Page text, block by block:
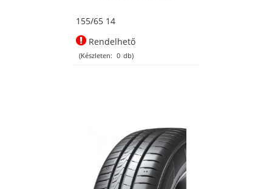
155/65 14
Rendelhető
(Készleten: 0 db)